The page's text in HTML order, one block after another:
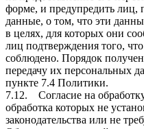
форме, и предупредить
данные, о том, что эти
в целях, для которых они
лиц подтверждения того,
соблюдено. Порядок
передачу их персональных
пункте 7.4 Политики.
7.12. Согласие на
обработка которых не
законодательства или не